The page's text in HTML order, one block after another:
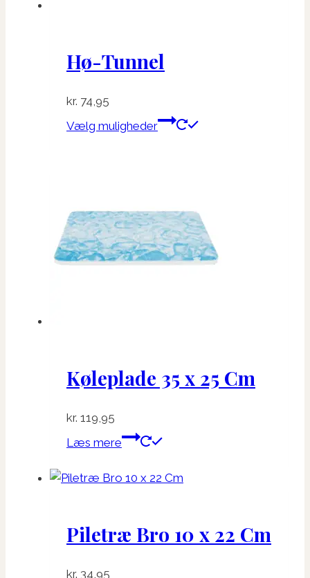
Hø-Tunnel
kr. 74,95
Vælg muligheder
Dette
Mulighederne
kan
vælges
på
Køleplade 35 x 25 Cm
kr. 119,95
Læs mere
Piletræ Bro 10 x 22 Cm
kr. 34,95